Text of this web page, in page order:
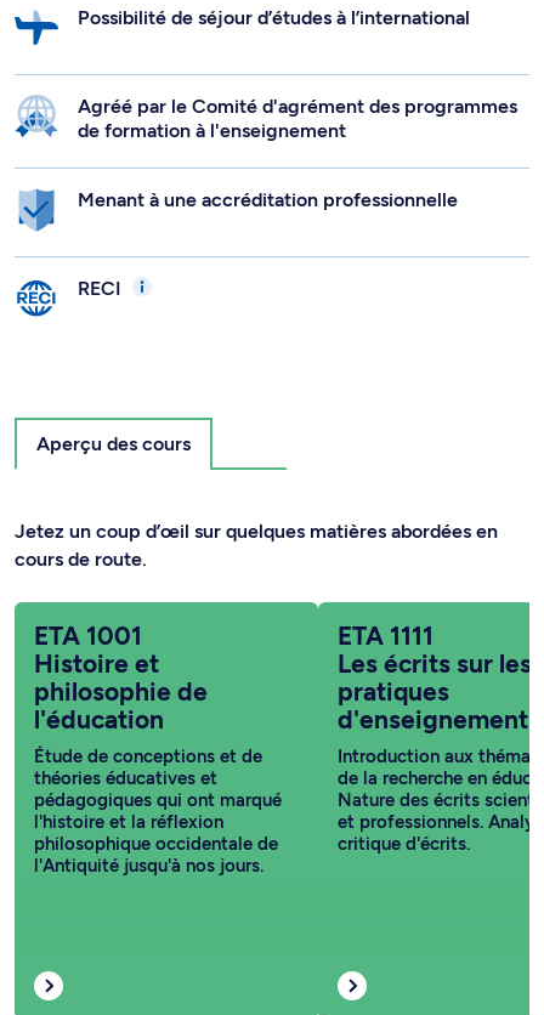
Possibilité de séjour d’études à l’international
Agréé par le Comité d'agrément des programmes
de formation à l'enseignement
Menant à une accréditation professionnelle
RECI
Aperçu des cours
Jetez un coup d’œil sur quelques matières abordées en
cours de route.
ETA 1001
Histoire et
philosophie de
l'éducation
Étude de conceptions et de
théories éducatives et
pédagogiques qui ont marqué
l'histoire et la réflexion
philosophique occidentale de
l'Antiquité jusqu'à nos jours.
ETA 1111
Les écrits sur les
pratiques
d'enseignement
Introduction aux
de la recherche en
Nature des écrits
et professionnels.
critique d'écrits.